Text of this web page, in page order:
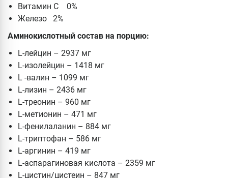
Витамин С 0%
Железо 2%
Аминокислотный состав на порцию:
L-лейцин – 2937 мг
L-изолейцин – 1418 мг
L -валин – 1099 мг
L-лизин – 2436 мг
L-треонин – 960 мг
L-метионин – 471 мг
L-фенилаланин – 884 мг
L-триптофан – 586 мг
L-аргинин – 419 мг
L-аспарагиновая кислота – 2359 мг
L-цистин/цистеин – 847 мг